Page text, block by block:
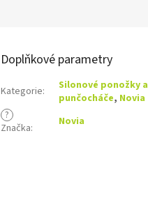
Doplňkové parametry
Kategorie:
Silonové ponožky a
punčocháče, Novia
?
Značka: Novia